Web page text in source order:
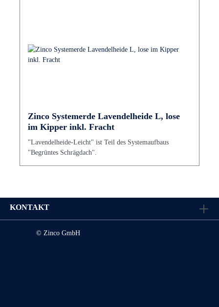
Zinco Systemerde Lavendelheide L, lose
im Kipper inkl. Fracht
"Lavendelheide-Leicht" ist Teil des Systemaufbaus
"Begrüntes Schrägdach".
KONTAKT
© Zinco GmbH